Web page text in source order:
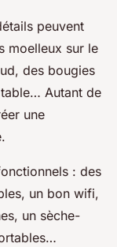
peuvent
moelleux sur le
des bougies
Autant de
une
: des
un bon wifi,
un sèche-